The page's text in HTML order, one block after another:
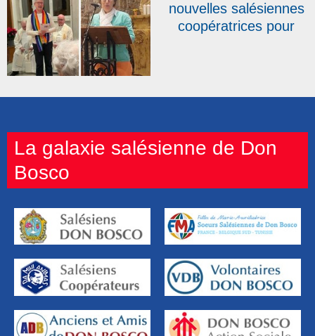
nouvelles salésiennes
coopératrices pour
La galaxie salésienne de Don
Bosco